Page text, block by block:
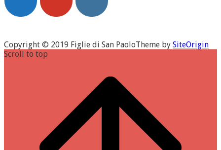
Copyright © 2019 Figlie di San PaoloTheme by SiteOrigin
Scroll to top